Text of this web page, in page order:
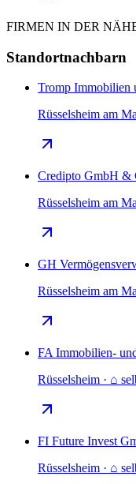
FIRMEN IN DER
Standortnachbarn
Tromp Immobilien
Rüsselsheim am
Credipto GmbH &
Rüsselsheim am
GH
Rüsselsheim am
FA Immobilien-
Rüsselsheim · ⌂
FI Future Invest
Rüsselsheim · ⌂